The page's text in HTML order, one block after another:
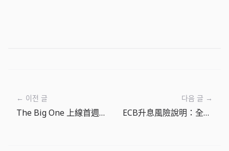
← 이전 글
The Big One 上線首週營運筆記：讓下一竿更清楚
다음 글 →
ECB升息風險說明：全球利率底部仍然黏著